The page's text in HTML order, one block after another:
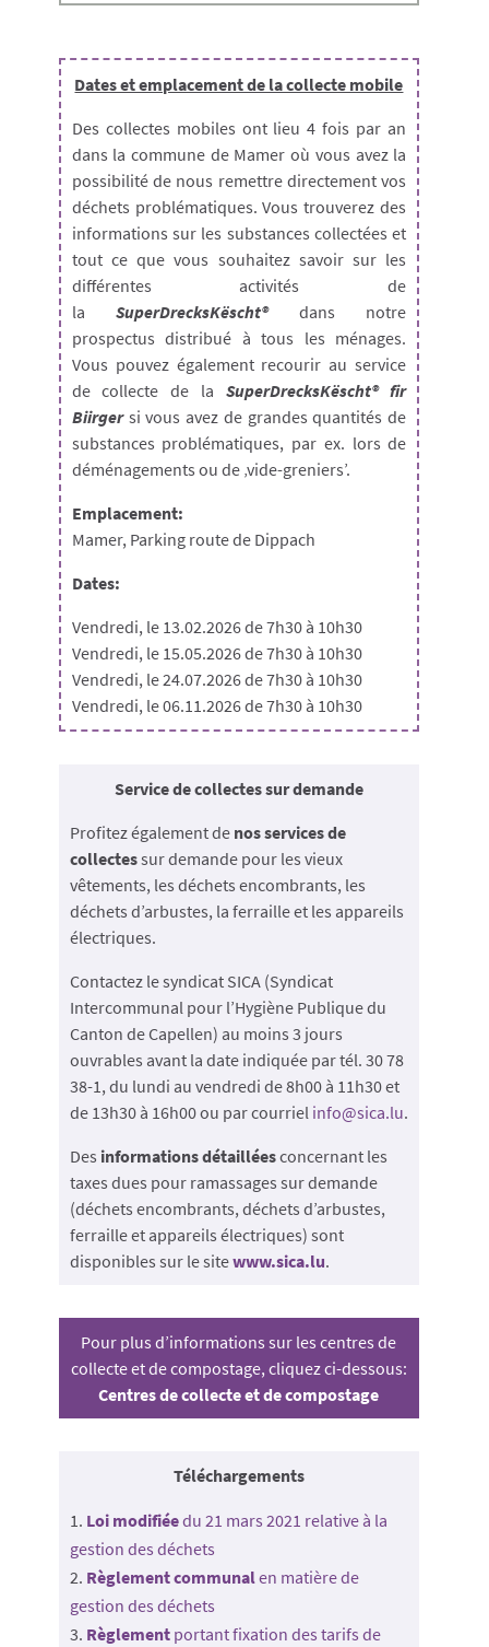
Dates et emplacement de la collecte mobile
Des collectes mobiles ont lieu 4 fois par an
dans la commune de Mamer où vous avez la
possibilité de nous remettre directement vos
déchets problématiques. Vous trouverez des
informations sur les substances collectées et
tout ce que vous souhaitez savoir sur les
différentes activités de
la SuperDrecksKëscht®dans notre
prospectus distribué à tous les ménages.
Vous pouvez également recourir au service
de collecte de la SuperDrecksKëscht® fir
Biirgersi vous avez de grandes quantités de
substances problématiques, par ex. lors de
déménagements ou de ‚vide-greniers’.
Emplacement:
Mamer, Parking route de Dippach
Dates:
Vendredi, le 13.02.2026 de 7h30 à 10h30
Vendredi, le 15.05.2026 de 7h30 à 10h30
Vendredi, le 24.07.2026 de 7h30 à 10h30
Vendredi, le 06.11.2026 de 7h30 à 10h30
Service de collectes sur demande
Profitez également de nos services de
collectessur demande pour les vieux
vêtements, les déchets encombrants, les
déchets d’arbustes, la ferraille et les appareils
électriques.
Contactez le syndicat SICA (Syndicat
Intercommunal pour l’Hygiène Publique du
Canton de Capellen) au moins 3 jours
ouvrables avant la date indiquée par tél. 30 78
38-1, du lundi au vendredi de 8h00 à 11h30 et
de 13h30 à 16h00 ou par courriel info@sica.lu.
Des informations détailléesconcernant les
taxes dues pour ramassages sur demande
(déchets encombrants, déchets d’arbustes,
ferraille et appareils électriques) sont
disponibles sur le sitewww.sica.lu.
Pour plus d’informations sur les centres de
collecte et de compostage, cliquez ci-dessous:
Centres de collecte et de compostage
Téléchargements
Loi modifiéedu 21 mars 2021 relative à la
gestion des déchets
Règlement communalen matière de
gestion des déchets
Règlementportant fixation des tarifs de